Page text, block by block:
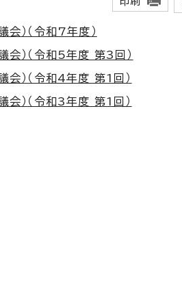
）（令和7年度）
）（令和5年度 第3回）
）（令和4年度 第1回）
）（令和3年度 第1回）